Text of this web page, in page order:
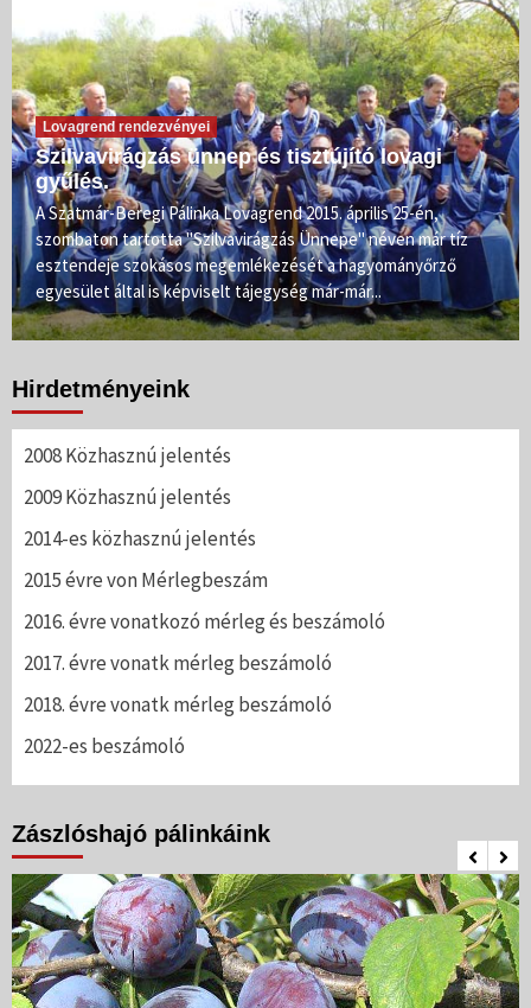
Lovagrend rendezvényei
Szilvavirágzás ünnep és tisztújító lovagi
gyűlés.
A Szatmár-Beregi Pálinka Lovagrend 2015. április 25-én,
szombaton tartotta "Szilvavirágzás Ünnepe" néven már tíz
esztendeje szokásos megemlékezését a hagyományőrző
egyesület által is képviselt tájegység már-már...
Hirdetményeink
2008 Közhasznú jelentés
2009 Közhasznú jelentés
2014-es közhasznú jelentés
2015 évre von Mérlegbeszám
2016. évre vonatkozó mérleg és beszámoló
2017. évre vonatk mérleg beszámoló
2018. évre vonatk mérleg beszámoló
2022-es beszámoló
Zászlóshajó pálinkáink